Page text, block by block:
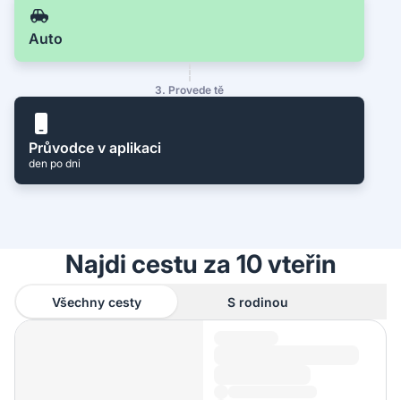
Auto
3. Provede tě
Průvodce v aplikaci
den po dni
Najdi cestu za 10 vteřin
Všechny cesty S rodinou